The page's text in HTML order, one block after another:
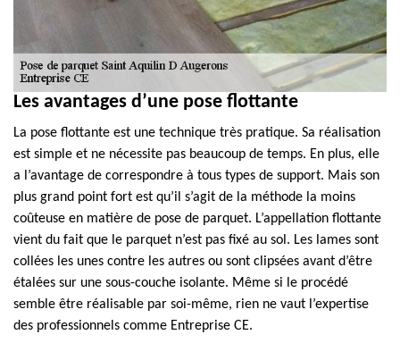
Les avantages d’une pose flottante
La pose flottante est une technique très pratique. Sa réalisation
est simple et ne nécessite pas beaucoup de temps. En plus, elle
a l’avantage de correspondre à tous types de support. Mais son
plus grand point fort est qu’il s’agit de la méthode la moins
coûteuse en matière de pose de parquet. L’appellation flottante
vient du fait que le parquet n’est pas fixé au sol. Les lames sont
collées les unes contre les autres ou sont clipsées avant d’être
étalées sur une sous-couche isolante. Même si le procédé
semble être réalisable par soi-même, rien ne vaut l’expertise
des professionnels comme Entreprise CE.